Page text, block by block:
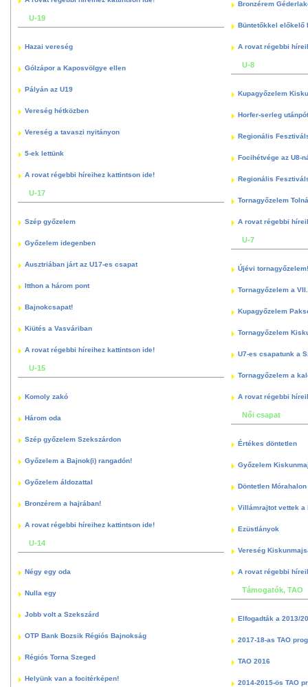
U-19
Hazai vereség
Gólzápor a Kaposvölgye ellen
Pályán az U19
Vereség hétközben
Vereség a tavaszi nyitányon
5-ek lettünk
A rovat régebbi híreihez kattintson ide!
U-17
Szép győzelem
Győzelem idegenben
Ausztriában járt az U17-es csapat
Itthon a három pont
Bajnokcsapat!
Kiütés a Vasváriban
A rovat régebbi híreihez kattintson ide!
U-15
Komoly zakó
Három oda
Szép győzelem Szekszárdon
Győzelem a Bajnok(i) rangadón!
Győzelem áldozattal
Bronzérem a hajrában!
A rovat régebbi híreihez kattintson ide!
U-14
Négy egy oda
Nulla egy
Jobb volt a Szekszárd
OTP Bank Bozsik Régiós Bajnokság
Régiós Torna Szeged
Helyünk van a focitérképen!
Bronzérem
Büntetőkkel előkelő
A rovat régebbi
U-8
Kupagyőzelem
Horfer-serleg
Regionális
Focihétvége az U8-
Regionális
Tornagyőzelem
A rovat régebbi
U-7
Újévi tornagyőzelem!
Tornagyőzelem a
Kupagyőzelem
Tornagyőzelem
U7-es csapatunk a
Tornagyőzelem a
A rovat régebbi
Női csapat
Értékes döntetlen
Győzelem
Döntetlen
Villámrajtot vettek a
Ezüstlányok
Vereség
A rovat régebbi
Támogatók, TAO
Elfogadták a 2013/
2017-18-as TAO
TAO 2016
2014-2015-ös TAO